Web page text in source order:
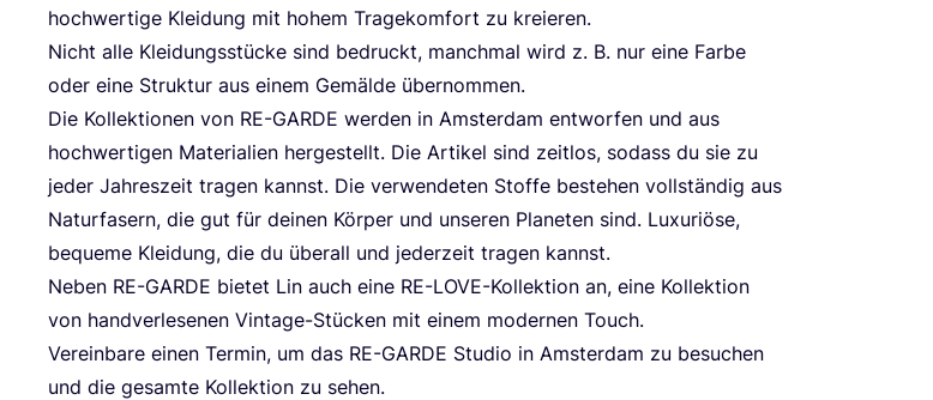
hoch­wer­ti­ge Klei­dung mit hohem Tra­ge­kom­fort zu kreieren.
Nicht alle Klei­dungs­stü­cke sind bedruckt, manch­mal wird z. B. nur eine Far­be
oder eine Struk­tur aus einem Gemäl­de übernommen.
Die Kol­lek­tio­nen von RE-GAR­DE wer­den in Ams­ter­dam ent­wor­fen und aus
hoch­wer­ti­gen Mate­ria­li­en her­ge­stellt. Die Arti­kel sind zeit­los, sodass du sie zu
jeder Jah­res­zeit tra­gen kannst. Die ver­wen­de­ten Stof­fe bestehen voll­stän­dig aus
Natur­fa­sern, die gut für dei­nen Kör­per und unse­ren Pla­ne­ten sind. Luxu­riö­se,
beque­me Klei­dung, die du über­all und jeder­zeit tra­gen kannst.
Neben RE-GAR­DE bie­tet Lin auch eine RE-LOVE-Kol­lek­ti­on an, eine Kol­lek­ti­on
von hand­ver­le­se­nen Vin­ta­ge-Stü­cken mit einem moder­nen Touch.
Ver­ein­ba­re einen Ter­min, um das RE-GAR­DE Stu­dio in Ams­ter­dam zu besu­chen
und die gesam­te Kol­lek­ti­on zu sehen.